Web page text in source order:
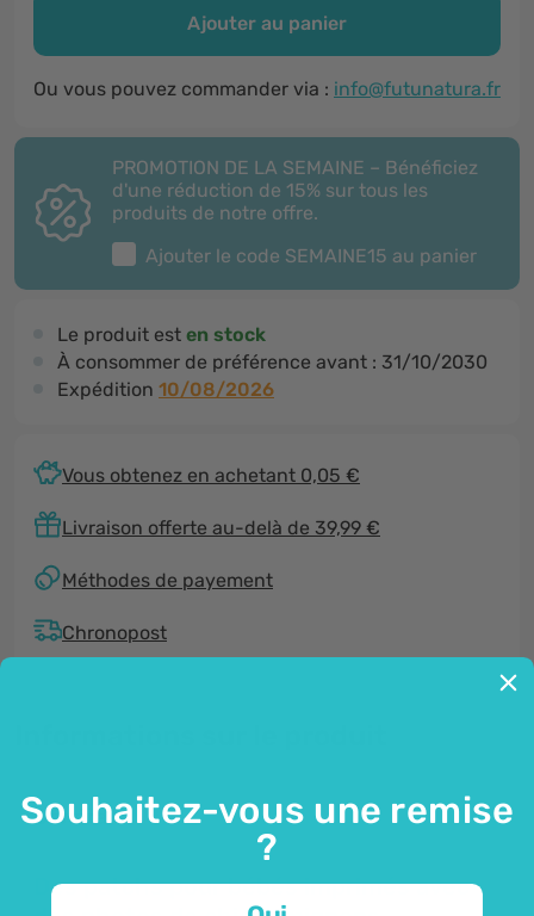
Ajouter au panier
Ou vous pouvez commander via : info@futunatura.fr
PROMOTION DE LA SEMAINE – Bénéficiez
d'une réduction de 15% sur tous les
produits de notre offre.
Ajouter le code SEMAINE15 au panier
Le produit est en stock
À consommer de préférence avant : 31/10/2030
Expédition 10/08/2026
Vous obtenez en achetant 0,05 €
Livraison offerte au-delà de 39,99 €
Méthodes de payement
Chronopost
Général
Des patchs pour bébés imprimés avec
Souhaitez-vous une remise
?